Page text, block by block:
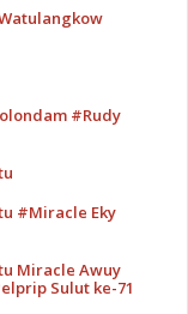
#Rudy
#Miracle Eky
Miracle Awuy
Sulut ke-71